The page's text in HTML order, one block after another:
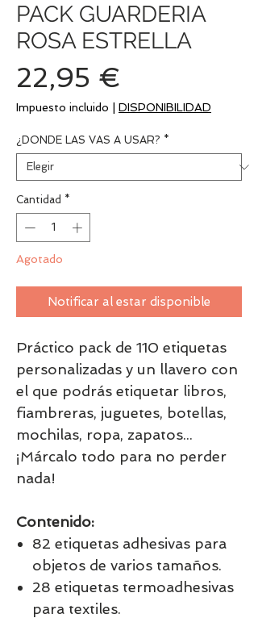
PACK GUARDERIA
ROSA ESTRELLA
22,95 €
Impuesto incluido DISPONIBILIDAD
¿DONDE LAS VAS A USAR? *
Cantidad *
Agotado
Notificar al estar disponible
Práctico pack de 110 etiquetas
personalizadas y un llavero con
el que podrás etiquetar libros,
fiambreras, juguetes, botellas,
mochilas, ropa, zapatos...
¡Márcalo todo para no perder
nada!
Contenido:
82 etiquetas adhesivas para
objetos de varios tamaños.
28 etiquetas termoadhesivas
para textiles.